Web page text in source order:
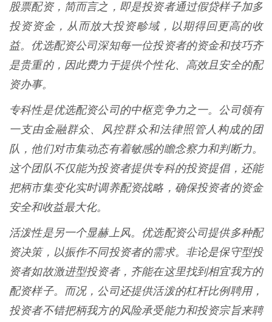
股票配资，简而言之，即是投资者通过假贷样子加多
投资资金，从而放大投资畛域，以期得回更高的收
益。优选配资公司深知每一位投资者的资金和技巧齐
是贵重的，因此费力于提供个性化、高效且安全的配
资办事。
专科性是优选配资公司的中枢竞争力之一。公司领有
一支由金融群众、风控群众和法律照管人构成的团
队，他们对市集动态有着敏感的瞻念察力和判断力。
这个团队不仅能为投资者提供专科的投资提倡，还能
把柄市集变化实时调养配资战略，确保投资者的资金
安全和收益最大化。
活泼性是另一个显赫上风。优选配资公司提供多种配
资决策，以振作不同投资者的需求。非论是保守型投
资者如故激进型投资者，齐能在这里找到相宜我方的
配资样子。而况，公司还提供活泼的杠杆比例聘用，
投资者不错把柄我方的风险承受能力和投资宗旨来聘